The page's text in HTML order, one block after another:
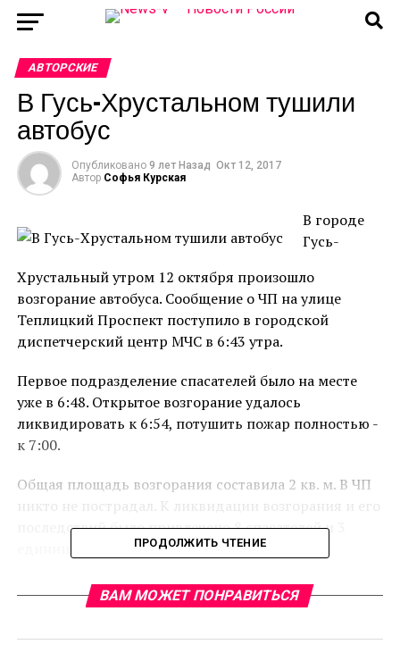
АВТОРСКИЕ
В Гусь-Хрустальном тушили
автобус
Опубликовано 9 лет Назад Окт 12, 2017
Автор Софья Курская
В городе
Гусь-
Хрустальный утром 12 октября произошло
возгорание автобуса. Сообщение о ЧП на улице
Теплицкий Проспект поступило в городской
диспетчерский центр МЧС в 6:43 утра.
Первое подразделение спасателей было на месте
уже в 6:48. Открытое возгорание удалось
ликвидировать к 6:54, потушить пожар полностью -
к 7:00.
Общая площадь возгорания составила 2 кв. м. В ЧП
никто не пострадал. К ликвидации возгорания и его
последствий было привлечено 8 спасателей и 3
единицы спецтехники, передает news-v.ru.
RELATED TOPICS:
Во Владимире прохожий нашел пропавшую 8-
ПРОДОЛЖИТЬ ЧТЕНИЕ
ВАМ МОЖЕТ ПОНРАВИТЬСЯ